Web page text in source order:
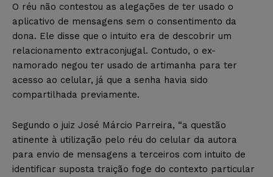
O réu não contestou as alegações de ter usado o
aplicativo de mensagens sem o consentimento da
dona. Ele disse que o intuito era de descobrir um
relacionamento extraconjugal. Contudo, o ex-
namorado negou ter usado de artimanha para ter
acesso ao celular, já que a senha havia sido
compartilhada previamente.
Segundo o juiz José Márcio Parreira, “a questão
atinente à utilização pelo réu do celular da autora
para envio de mensagens a terceiros com intuito de
identificar suposta traição foge do contexto particular